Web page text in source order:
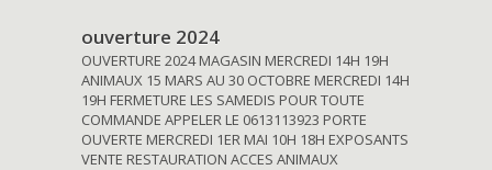
ouverture 2024
OUVERTURE 2024 MAGASIN MERCREDI 14H 19H
ANIMAUX 15 MARS AU 30 OCTOBRE MERCREDI 14H
19H FERMETURE LES SAMEDIS POUR TOUTE
COMMANDE APPELER LE 0613113923 PORTE
OUVERTE MERCREDI 1ER MAI 10H 18H EXPOSANTS
VENTE RESTAURATION ACCES ANIMAUX